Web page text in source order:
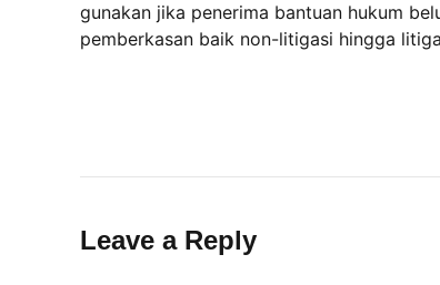
gunakan jika penerima bantuan hukum
pemberkasan baik non-litigasi hingga
Leave a Reply